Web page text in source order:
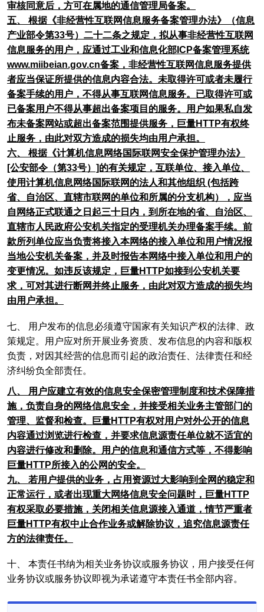
审核同意后，方可在属地的通信管理局备案。
五、 根据《非经营性互联网信息服务备案管理办法》（信息
产业部令第33号）二十二条之规定，拟从事非经营性互联网
信息服务的用户，应通过工业和信息化部ICP备案管理系统
www.miibeian.gov.cn备案，非经营性互联网信息服务提供
者应当保证所提供的信息内容合法。未取得许可或者未履行
备案手续的用户，不得从事互联网信息服务。已取得许可或
已备案用户不得从事超出备案项目的服务。用户如果私自发
布未备案网站或超出备案范围提供服务，巨量HTTP有权终
止服务，由此对双方造成的损失均由用户承担。
六、 根据《计算机信息网络国际联网安全保护管理办法》
[公安部令（第33号）]的有关规定，互联单位、接入单位、
使用计算机信息网络国际联网的法人和其他组织 (包括跨
省、自治区、直辖市联网的单位和所属的分支机构），应当
自网络正式联通之日起三十日内，到所在地的省、自治区、
直辖市人民政府公安机关指定的受理机关办理备案手续。前
款所列单位应当负责将接入本网络的接入单位和用户情况报
当地公安机关备案，并及时报告本网络中接入单位和用户的
变更情况。如违反该规定，巨量HTTP如接到公安机关要
求，可对其进行断网并终止服务，由此对双方造成的损失均
由用户承担。
七、 用户发布的信息必须遵守国家有关知识产权的法律、政
策规定。用户应对所开展业务资质、发布信息的内容和版权
负责，对因其经营的信息而引起的政治责任、法律责任和经
济纠纷负全部责任。
八、 用户应建立有效的信息安全保密管理制度和技术保障措
施，负责自身的网络信息安全，并接受相关业务主管部门的
管理、监督和检查。巨量HTTP有权对用户对外公开的信息
内容通过浏览进行检查，并要求信息源责任单位就不适宜的
内容进行修改和删除。用户的信息和通信方式等，不得影响
巨量HTTP所接入的公网的安全。
九、 若用户提供的业务，占用资源过大影响到全网的稳定和
正常运行，或者出现重大网络信息安全问题时，巨量HTTP
有权采取必要措施，关闭相关信息源接入通道，情节严重者
巨量HTTP有权中止合作业务或解除协议，追究信息源责任
方的法律责任。
十、 本责任书纳为相关业务协议或服务协议，用户接受任何
业务协议或服务协议即视为承诺遵守本责任书全部内容。